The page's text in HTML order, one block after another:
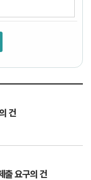
건
출 요구의 건